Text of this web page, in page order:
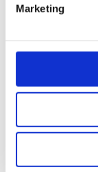
Marketing